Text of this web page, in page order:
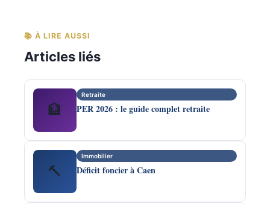
📚 À LIRE AUSSI
Articles liés
🏦
Retraite
PER 2026 : le guide complet retraite
🔨
Immobilier
Déficit foncier à Caen